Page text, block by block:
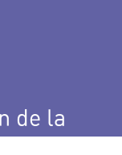
de la